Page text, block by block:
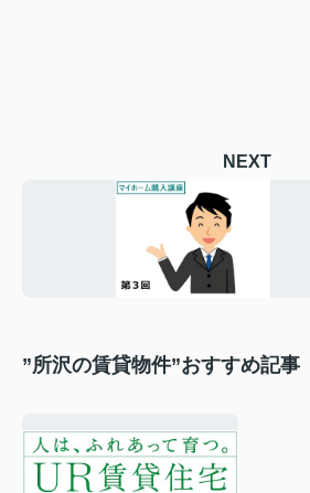
NEXT
”所沢の賃貸物件”おすすめ記事